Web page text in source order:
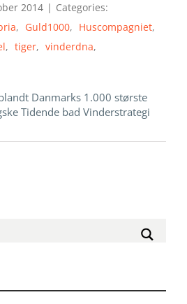
2014 | Categories:
, Guld1000, Huscompagniet,
, tiger, vinderdna,
Danmarks 1.000 største
Tidende bad Vinderstrategi